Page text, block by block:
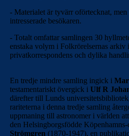
- Materialet är tyvärr oförtecknat,
intresserade besökaren.
- Totalt omfattar samlingen 30
enstaka volym i Folkrörelsernas arkiv
privatkorrespondens och dylika
En tredje mindre samling ingick i
testamentariskt övergick i Ulf R
därefter till Lunds
rariteterna i denna tredje samling
uppmaning till astronomer i världen
den Helsingborgsfödde
Strömgren (1870-1947), en